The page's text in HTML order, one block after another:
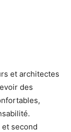
et architectes
des
second